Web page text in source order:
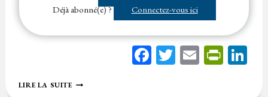
des trois soumissionnaires admis…...
Déjà abonné(e) ?
Connectez-vous ici
Facebook
Twitter
Email
LIRE LA SUITE⚖️